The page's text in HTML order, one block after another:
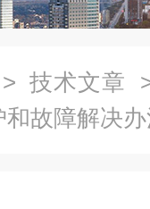
> 技术文章
故障解决